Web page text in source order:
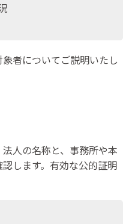
者についてご説明いたし
人の名称と、事務所や本
します。有効な公的証明